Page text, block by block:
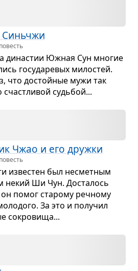
Синь­чжи
дина­стии Южная Сун мно­гие
госу­да­ре­вых мило­стей.
что достой­ные мужи так
счаст­ли­вой судь­бой...
Чжао и его дружки
изве­стен был несмет­ным
некий Ши Чун. Доста­лось
помог ста­рому реч­ному
За это и полу­чил
сокро­вища...